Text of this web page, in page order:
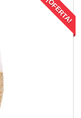
¡OFERTA!